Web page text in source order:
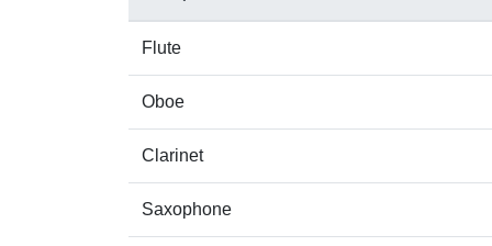
Flute
Oboe
Clarinet
Saxophone